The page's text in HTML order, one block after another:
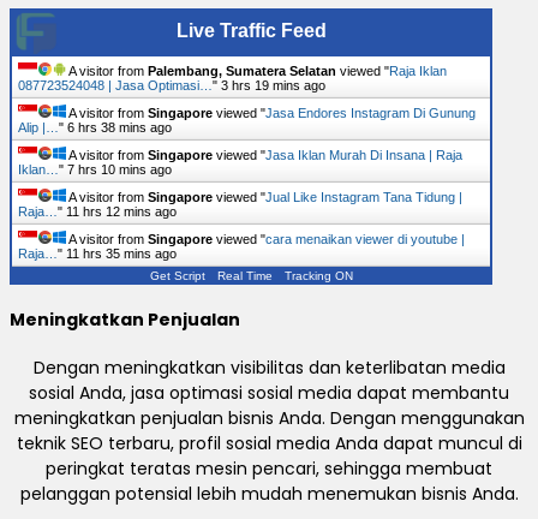
Live Traffic Feed
A visitor from Palembang, Sumatera Selatan viewed "Raja Iklan
087723524048 | Jasa Optimasi… " 3 hrs 19 mins ago
A visitor from Singapore viewed "Jasa Endores Instagram Di Gunung
Alip |… " 6 hrs 38 mins ago
A visitor from Singapore viewed "Jasa Iklan Murah Di Insana | Raja
Iklan… " 7 hrs 10 mins ago
A visitor from Singapore viewed "Jual Like Instagram Tana Tidung |
Raja… " 11 hrs 12 mins ago
A visitor from Singapore viewed "cara menaikan viewer di youtube |
Raja… " 11 hrs 35 mins ago
Get Script Real Time Tracking ON
Meningkatkan Penjualan
Dengan meningkatkan visibilitas dan keterlibatan media
sosial Anda, jasa optimasi sosial media dapat membantu
meningkatkan penjualan bisnis Anda. Dengan menggunakan
teknik SEO terbaru, profil sosial media Anda dapat muncul di
peringkat teratas mesin pencari, sehingga membuat
pelanggan potensial lebih mudah menemukan bisnis Anda.